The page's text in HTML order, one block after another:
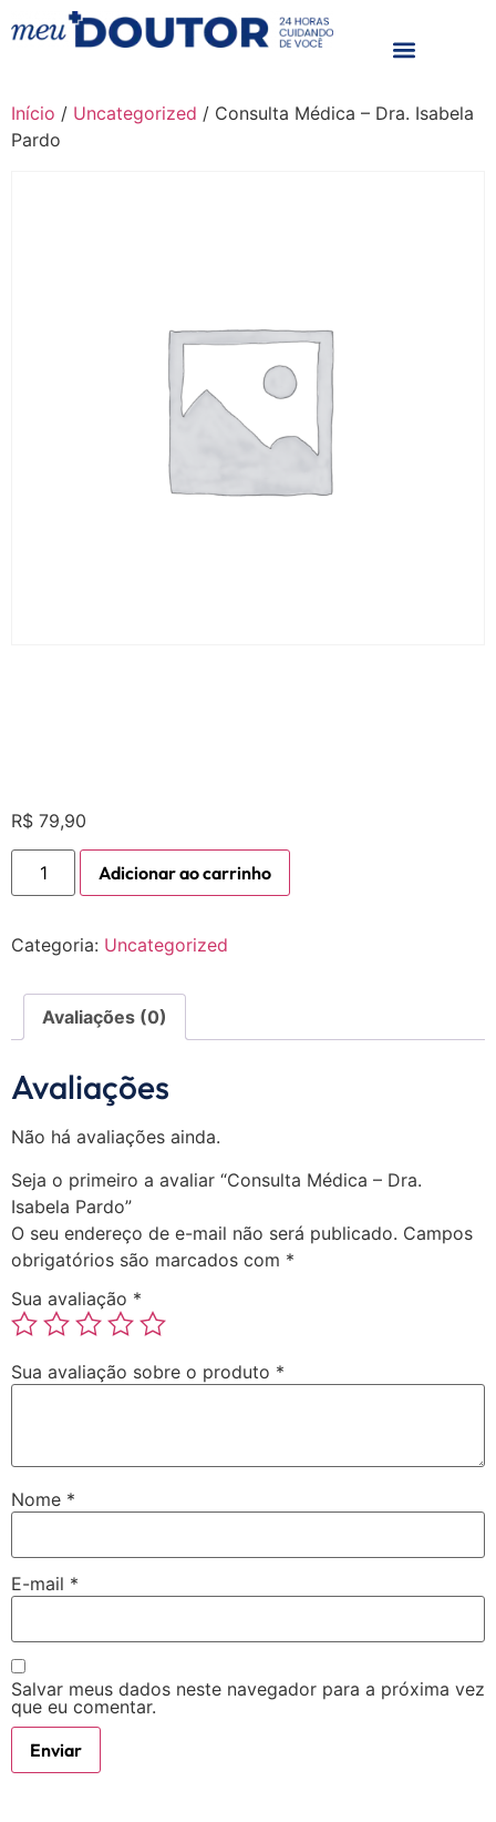
Início / Uncategorized / Consulta Médica – Dra. Isabela
Pardo
R$ 79,90
Adicionar ao carrinho
Categoria: Uncategorized
Avaliações (0)
Avaliações
Não há avaliações ainda.
Seja o primeiro a avaliar “Consulta Médica – Dra.
Isabela Pardo”
O seu endereço de e-mail não será publicado. Campos
obrigatórios são marcados com *
Sua avaliação *
Sua avaliação sobre o produto *
Nome *
E-mail *
Salvar meus dados neste navegador para a próxima vez
que eu comentar.